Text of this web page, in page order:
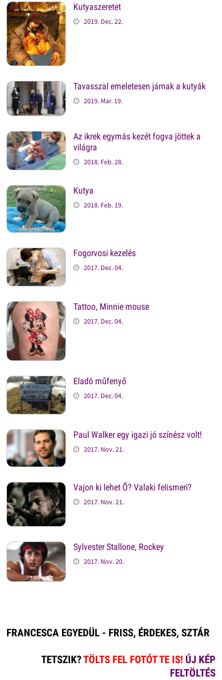
Kutyaszeretet
2019. Dec. 22.
Tavasszal emeletesen járnak a kutyák
2019. Mar. 19.
Az ikrek egymás kezét fogva jöttek a
világra
2018. Feb. 28.
Kutya
2018. Feb. 19.
Fogorvosi kezelés
2017. Dec. 04.
Tattoo, Minnie mouse
2017. Dec. 04.
Eladó műfenyő
2017. Dec. 04.
Paul Walker egy igazi jó színész volt!
2017. Nov. 21.
Vajon ki lehet Ő? Valaki felismeri?
2017. Nov. 21.
Sylvester Stallone, Rockey
2017. Nov. 20.
FRANCESCA EGYEDÜL - FRISS, ÉRDEKES, SZTÁR
TETSZIK?TÖLTS FEL FOTÓT TE IS! ÚJ KÉP
FELTÖLTÉS